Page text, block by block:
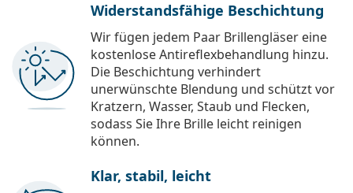
Widerstandsfähige Beschichtung
Wir fügen jedem Paar Brillengläser eine
kostenlose Antireflexbehandlung hinzu.
Die Beschichtung verhindert
unerwünschte Blendung und schützt vor
Kratzern, Wasser, Staub und Flecken,
sodass Sie Ihre Brille leicht reinigen
können.
Klar, stabil, leicht